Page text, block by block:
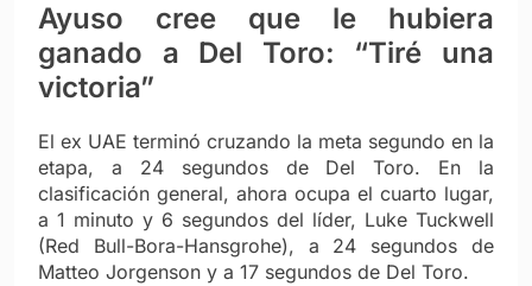
Ayuso cree que le hubiera
ganado a Del Toro: “Tiré una
victoria”
El ex UAE terminó cruzando la meta segundo en la
etapa, a 24 segundos de Del Toro. En la
clasificación general, ahora ocupa el cuarto lugar,
a 1 minuto y 6 segundos del líder, Luke Tuckwell
(Red Bull-Bora-Hansgrohe), a 24 segundos de
Matteo Jorgenson y a 17 segundos de Del Toro.